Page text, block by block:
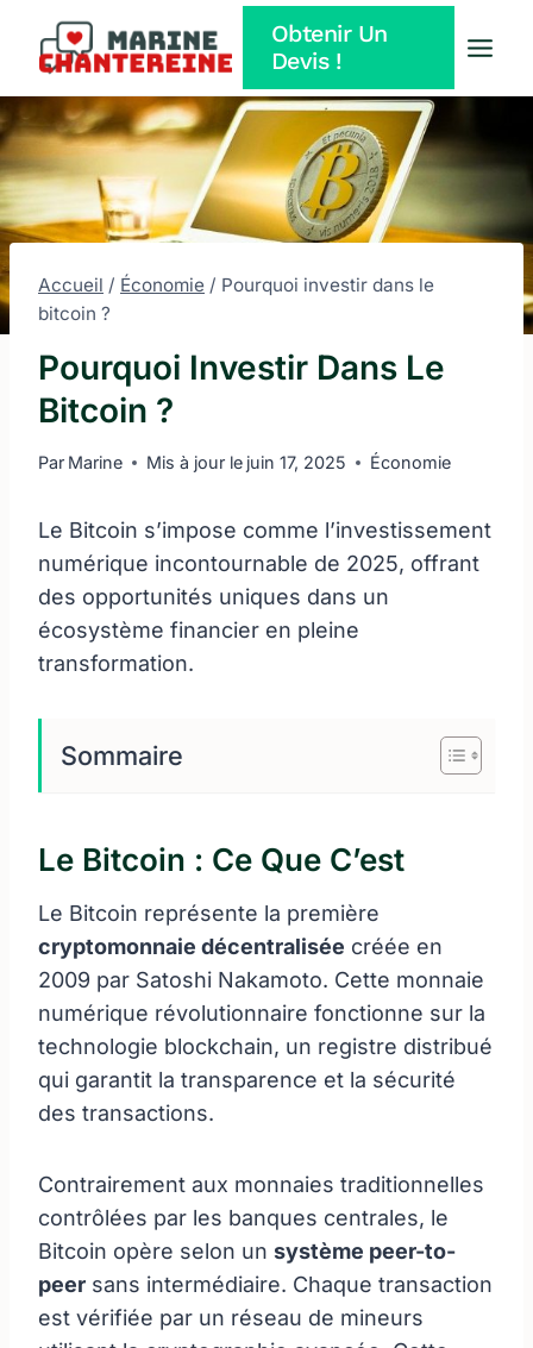
contenu
Obtenir Un
Devis !
Accueil / Économie / Pourquoi investir dans le
bitcoin ?
Pourquoi Investir Dans Le
Bitcoin ?
Par Marine Mis à jour le juin 17, 2025 Économie
Le Bitcoin s’impose comme l’investissement
numérique incontournable de 2025, offrant
des opportunités uniques dans un
écosystème financier en pleine
transformation.
Sommaire
Le Bitcoin : Ce Que C’est
Le Bitcoin représente la première
cryptomonnaie décentralisée créée en
2009 par Satoshi Nakamoto. Cette monnaie
numérique révolutionnaire fonctionne sur la
technologie blockchain, un registre distribué
qui garantit la transparence et la sécurité
des transactions.
Contrairement aux monnaies traditionnelles
contrôlées par les banques centrales, le
Bitcoin opère selon un système peer-to-
peer sans intermédiaire. Chaque transaction
est vérifiée par un réseau de mineurs